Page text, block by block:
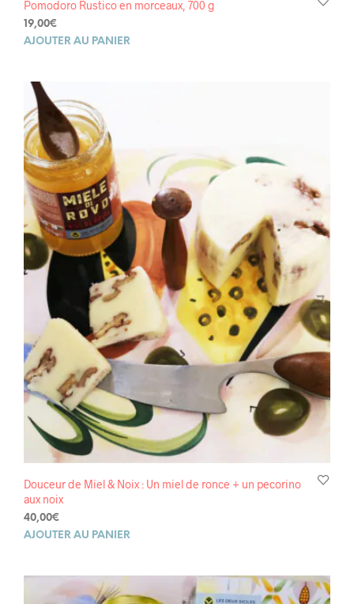
Pomodoro Rustico en morceaux, 700 g
19,00€
AJOUTER AU PANIER
Douceur de Miel & Noix : Un miel de ronce + un pecorino
aux noix
40,00€
AJOUTER AU PANIER